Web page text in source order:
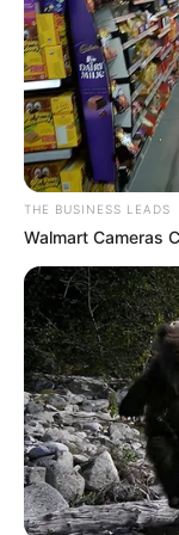
News
THE BUSINESS LEADS
Walmart Cameras